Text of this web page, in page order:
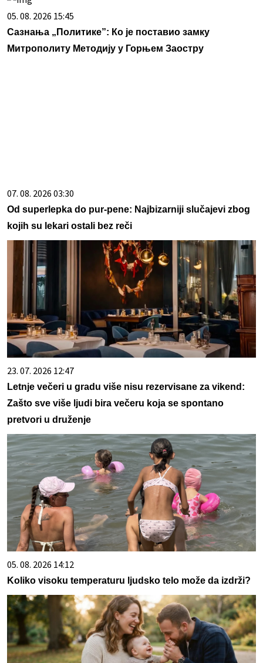
05. 08. 2026 15:45
Сазнања „Политике”: Ко је поставио замку
Митрополиту Методију у Горњем Заостру
07. 08. 2026 03:30
Od superlepka do pur-pene: Najbizarniji slučajevi zbog
kojih su lekari ostali bez reči
23. 07. 2026 12:47
Letnje večeri u gradu više nisu rezervisane za vikend:
Zašto sve više ljudi bira večeru koja se spontano
pretvori u druženje
05. 08. 2026 14:12
Koliko visoku temperaturu ljudsko telo može da izdrži?